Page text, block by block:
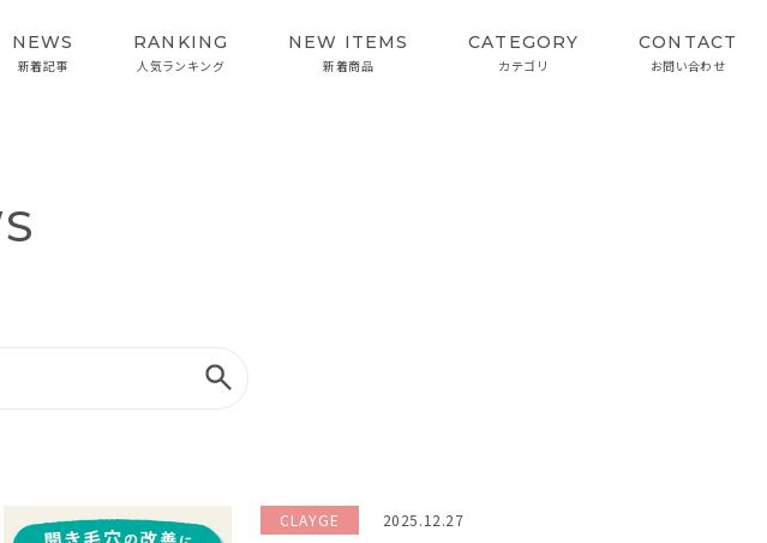
NEWS
新着記事
RANKING
人気ランキング
NEW ITEMS
新着商品
CATEGORY
カテゴリ
CONTACT
お問い合わせ
CLAYGE 2025.12.27